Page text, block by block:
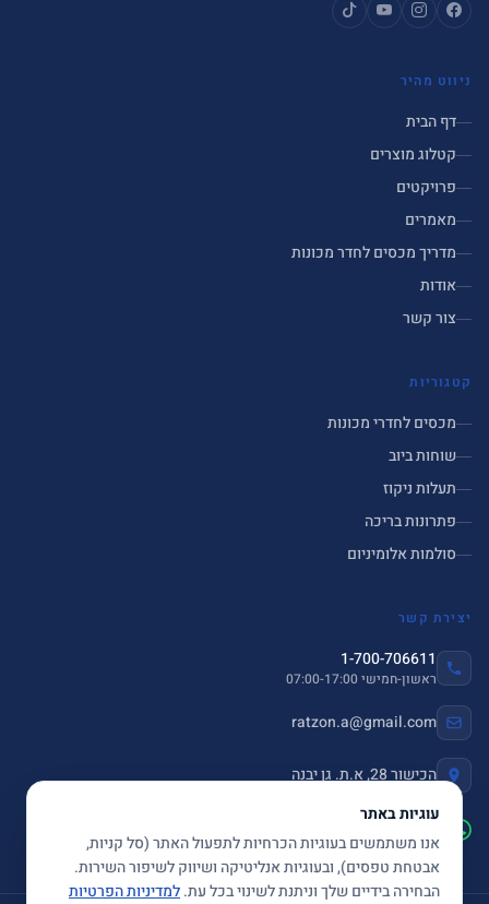
עוגיות באתר
אנו משתמשים בעוגיות הכרחיות לתפעול האתר (סל קניות,
אבטחת טפסים), ובעוגיות אנליטיקה ושיווק לשיפור השירות.
הבחירה בידיים שלך וניתנת לשינוי בכל עת.למדיניות הפרטיות
ניווט מהיר
דף הבית
קטלוג מוצרים
פרויקטים
מאמרים
מדריך מכסים לחדר מכונות
אודות
צור קשר
קטגוריות
מכסים לחדרי מכונות
שוחות ביוב
תעלות ניקוז
פתרונות בריכה
סולמות אלומיניום
יצירת קשר
1-700-706611
ראשון-חמישי 07:00-17:00
ratzon.a@gmail.com
הכישור 28, א.ת. גן יבנה